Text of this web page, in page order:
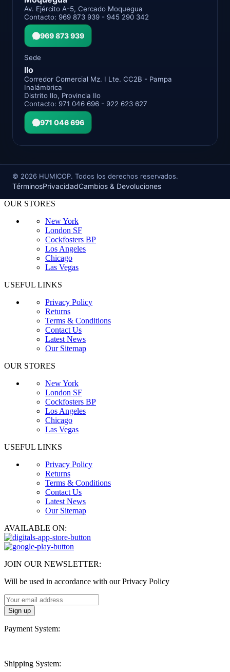
Av. Ejército A-5, Cercado Moquegua
Contacto: 969 873 939 - 945 290 342
969 873 939
Sede
Ilo
Corredor Comercial Mz. I Lte. CC2B - Pampa
Inalámbrica
Distrito Ilo, Provincia Ilo
Contacto: 971 046 696 - 922 623 627
971 046 696
© 2026 HUMICOP. Todos los derechos reservados.
TérminosPrivacidadCambios & Devoluciones
OUR STORES
New York
London SF
Cockfosters BP
Los Angeles
Chicago
Las Vegas
USEFUL LINKS
Privacy Policy
Returns
Terms & Conditions
Contact Us
Latest News
Our Sitemap
OUR STORES
New York
London SF
Cockfosters BP
Los Angeles
Chicago
Las Vegas
USEFUL LINKS
Privacy Policy
Returns
Terms & Conditions
Contact Us
Latest News
Our Sitemap
AVAILABLE ON:
JOIN OUR NEWSLETTER:
Will be used in accordance with our Privacy Policy
Payment System:
Shipping System: